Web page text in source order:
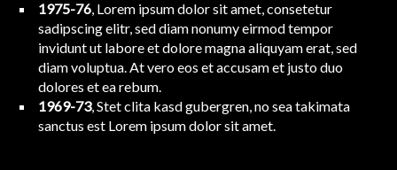
1975-76, Lorem ipsum dolor sit amet, consetetur
sadipscing elitr, sed diam nonumy eirmod tempor
invidunt ut labore et dolore magna aliquyam erat, sed
diam voluptua. At vero eos et accusam et justo duo
dolores et ea rebum.
1969-73, Stet clita kasd gubergren, no sea takimata
sanctus est Lorem ipsum dolor sit amet.